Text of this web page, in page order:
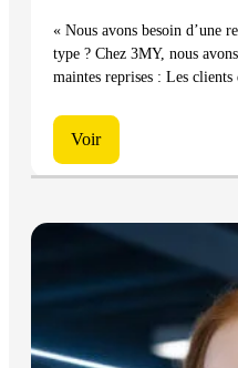
« Nous avons besoin d’une
type ? Chez 3MY, nous
maintes reprises : Les
Voir